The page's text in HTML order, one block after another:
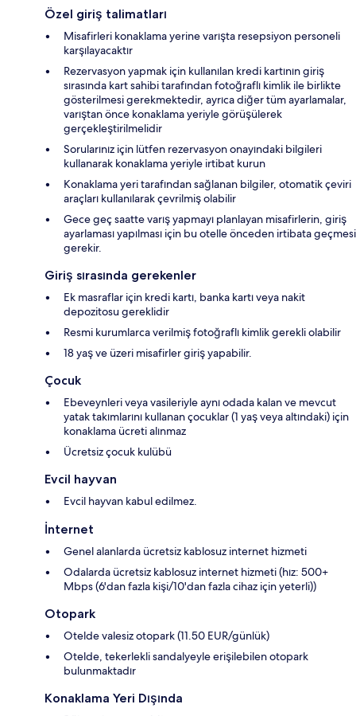
Özel giriş talimatları
Misafirleri konaklama yerine varışta resepsiyon personeli
karşılayacaktır
Rezervasyon yapmak için kullanılan kredi kartının giriş
sırasında kart sahibi tarafından fotoğraflı kimlik ile birlikte
gösterilmesi gerekmektedir, ayrıca diğer tüm ayarlamalar,
varıştan önce konaklama yeriyle görüşülerek
gerçekleştirilmelidir
Sorularınız için lütfen rezervasyon onayındaki bilgileri
kullanarak konaklama yeriyle irtibat kurun
Konaklama yeri tarafından sağlanan bilgiler, otomatik çeviri
araçları kullanılarak çevrilmiş olabilir
Gece geç saatte varış yapmayı planlayan misafirlerin, giriş
ayarlaması yapılması için bu otelle önceden irtibata geçmesi
gerekir.
Giriş sırasında gerekenler
Ek masraflar için kredi kartı, banka kartı veya nakit
depozitosu gereklidir
Resmi kurumlarca verilmiş fotoğraflı kimlik gerekli olabilir
18 yaş ve üzeri misafirler giriş yapabilir.
Çocuk
Ebeveynleri veya vasileriyle aynı odada kalan ve mevcut
yatak takımlarını kullanan çocuklar (1 yaş veya altındaki) için
konaklama ücreti alınmaz
Ücretsiz çocuk kulübü
Evcil hayvan
Evcil hayvan kabul edilmez.
İnternet
Genel alanlarda ücretsiz kablosuz internet hizmeti
Odalarda ücretsiz kablosuz internet hizmeti (hız: 500+
Mbps (6'dan fazla kişi/10'dan fazla cihaz için yeterli))
Otopark
Otelde valesiz otopark (11.50 EUR/günlük)
Otelde, tekerlekli sandalyeyle erişilebilen otopark
bulunmaktadır
Konaklama Yeri Dışında